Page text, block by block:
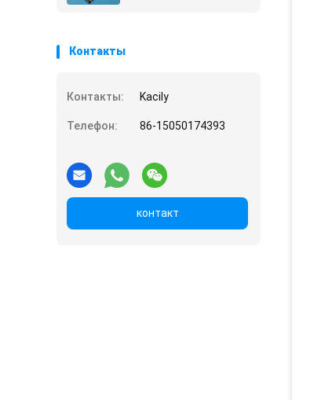
Контакты
Контакты: Kacily
Телефон: 86-15050174393
контакт